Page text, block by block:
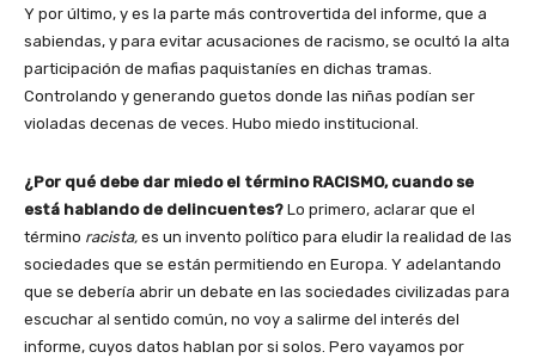
Y por último, y es la parte más controvertida del informe, que a
sabiendas, y para evitar acusaciones de racismo, se ocultó la alta
participación de mafias paquistaníes en dichas tramas.
Controlando y generando guetos donde las niñas podían ser
violadas decenas de veces. Hubo miedo institucional.
¿Por qué debe dar miedo el término RACISMO, cuando se
está hablando de delincuentes? Lo primero, aclarar que el
término racista, es un invento político para eludir la realidad de las
sociedades que se están permitiendo en Europa. Y adelantando
que se debería abrir un debate en las sociedades civilizadas para
escuchar al sentido común, no voy a salirme del interés del
informe, cuyos datos hablan por si solos. Pero vayamos por